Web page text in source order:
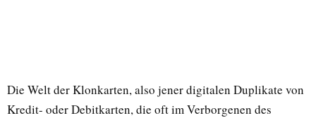
Die Welt der Klonkarten, also jener digitalen Duplikate von
Kredit- oder Debitkarten, die oft im Verborgenen des